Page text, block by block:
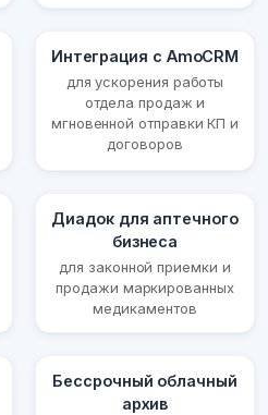
Интеграция с AmoCRM
для ускорения работы
отдела продаж и
мгновенной отправки КП и
договоров
Диадок для аптечного
бизнеса
для законной приемки и
продажи маркированных
медикаментов
Бессрочный облачный
архив